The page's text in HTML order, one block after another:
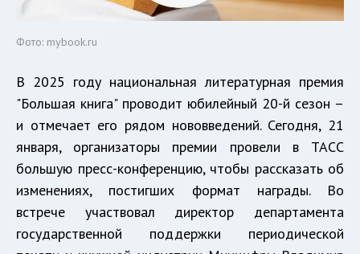
Фото: mybook.ru
В 2025 году национальная литературная премия
"Большая книга" проводит юбилейный 20-й сезон –
и отмечает его рядом нововведений. Сегодня, 21
января, организаторы премии провели в ТАСС
большую пресс-конференцию, чтобы рассказать об
изменениях, постигших формат награды. Во
встрече участвовал директор департамента
государственной поддержки периодической